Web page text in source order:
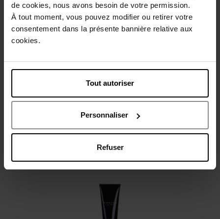
de cookies, nous avons besoin de votre permission.
À tout moment, vous pouvez modifier ou retirer votre
consentement dans la présente bannière relative aux
cookies.
Tout autoriser
Personnaliser
Refuser
Description
Caractéristiques